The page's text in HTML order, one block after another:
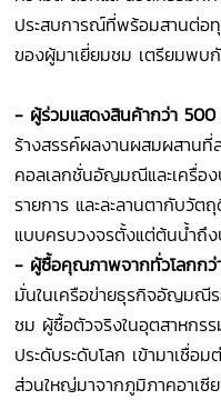
ประสบการณ์ที่พร้อมสานต่อ
ของผู้มาเยี่ยมชม เตรียมพบ
- ผู้ร่วมแสดงสินค้ากว่า 500
ร้างสรรค์ผลงานผสมผสาน
คอลเลกชั่นอัญมณีและเครื่อ
รายการ และละลานตากับวัต
แบบครบวงจรตั้งแต่ต้นน้ำถึง
- ผู้ซื้อคุณภาพจากทั่วโลกกว่
มั่นในเครือข่ายธุรกิจอัญมณี
ชม ผู้ซื้อตัวจริงในอุตสาหกรร
ประดับระดับโลก เข้ามาเชื่อ
ส่วนใหญ่มาจากภูมิภาคอาเซี